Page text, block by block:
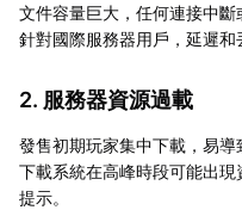
文件容量巨大，任何連接中
針對國際服務器用戶，延遲和
2. 服務器資源過載
發售初期玩家集中下載，易
下載系統在高峰時段可能出
提示。